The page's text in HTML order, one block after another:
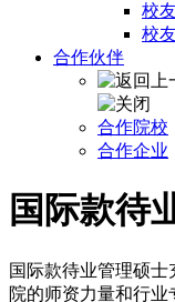
校
校
合作伙伴
合作院校
合作企业
国际款待
国际款待业管理硕
院的师资力量和行